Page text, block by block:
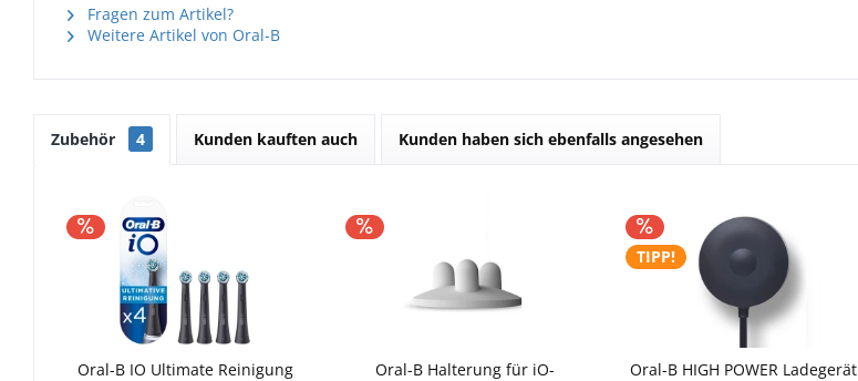
Fragen zum Artikel?
Weitere Artikel von Oral-B
Zubehör 4 Kunden kauften auch Kunden haben sich ebenfalls angesehen
Oral-B IO Ultimate Reinigung
Oral-B Halterung für iO-
TIPP!
Oral-B HIGH POWER Ladegerät